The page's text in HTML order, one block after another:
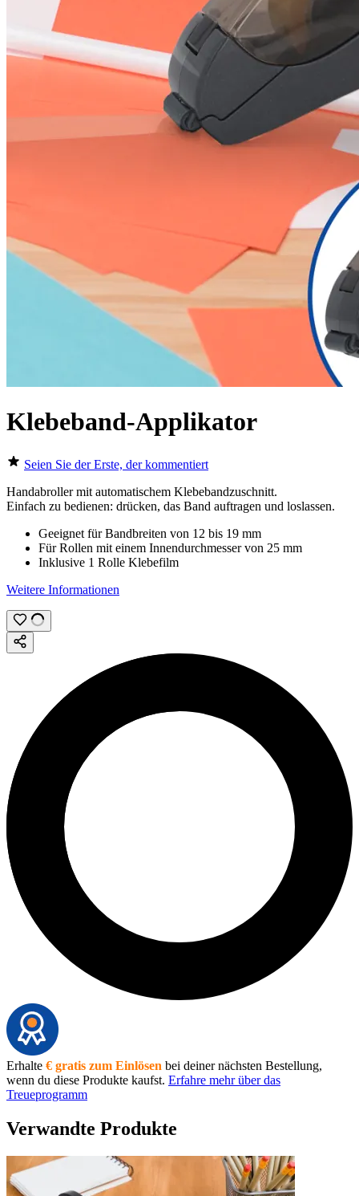
Klebeband-Applikator
Seien Sie der Erste, der kommentiert
Handabroller mit automatischem Klebebandzuschnitt.
Einfach zu bedienen: drücken, das Band auftragen und loslassen.
Geeignet für Bandbreiten von 12 bis 19 mm
Für Rollen mit einem Innendurchmesser von 25 mm
Inklusive 1 Rolle Klebefilm
Weitere Informationen
Erhalte € gratis zum Einlösen bei deiner nächsten Bestellung,
wenn du diese Produkte kaufst. Erfahre mehr über das
Treueprogramm
Verwandte Produkte